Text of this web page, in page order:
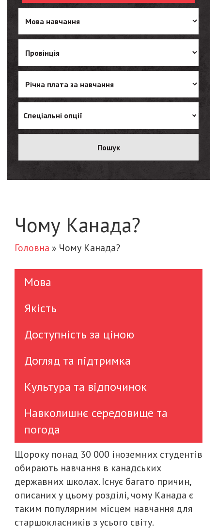
Спеціальні опції
Чому Канада?
Головна » Чому Канада?
Мова
Якість
Доступність за ціною
Догляд та підтримка
Культура та відпочинок
Навколишнє середовище та
погода
Щороку понад 30 000 іноземних студентів
обирають навчання в канадських
державних школах. Існує багато причин,
описаних у цьому розділі, чому Канада є
таким популярним місцем навчання для
старшокласників з усього світу.